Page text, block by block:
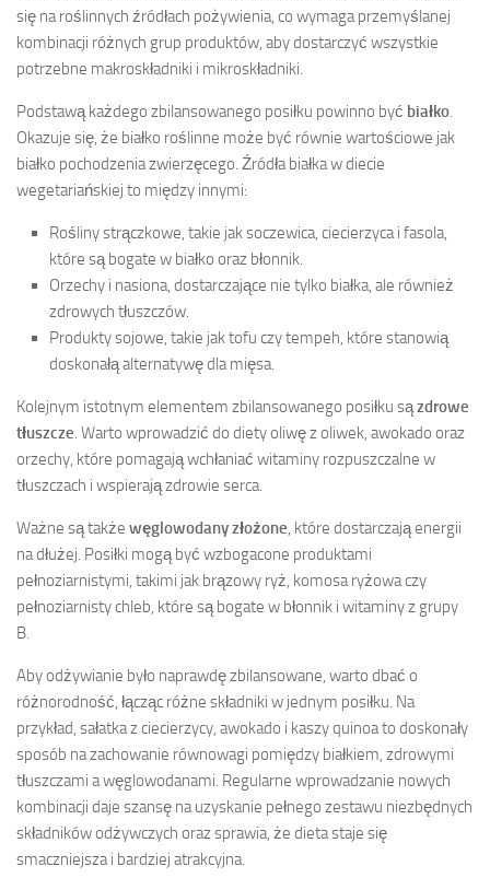
się na roślinnych źródłach pożywienia, co wymaga przemyślanej
kombinacji różnych grup produktów, aby dostarczyć wszystkie
potrzebne makroskładniki i mikroskładniki.
Podstawą każdego zbilansowanego posiłku powinno być białko.
Okazuje się, że białko roślinne może być równie wartościowe jak
białko pochodzenia zwierzęcego. Źródła białka w diecie
wegetariańskiej to między innymi:
Rośliny strączkowe, takie jak soczewica, ciecierzyca i fasola,
które są bogate w białko oraz błonnik.
Orzechy i nasiona, dostarczające nie tylko białka, ale również
zdrowych tłuszczów.
Produkty sojowe, takie jak tofu czy tempeh, które stanowią
doskonałą alternatywę dla mięsa.
Kolejnym istotnym elementem zbilansowanego posiłku sązdrowe
tłuszcze. Warto wprowadzić do diety oliwę z oliwek, awokado oraz
orzechy, które pomagają wchłaniać witaminy rozpuszczalne w
tłuszczach i wspierają zdrowie serca.
Ważne są także węglowodany złożone, które dostarczają energii
na dłużej. Posiłki mogą być wzbogacone produktami
pełnoziarnistymi, takimi jak brązowy ryż, komosa ryżowa czy
pełnoziarnisty chleb, które są bogate w błonnik i witaminy z grupy
B.
Aby odżywianie było naprawdę zbilansowane, warto dbać o
różnorodność, łącząc różne składniki w jednym posiłku. Na
przykład, sałatka z ciecierzycy, awokado i kaszy quinoa to doskonały
sposób na zachowanie równowagi pomiędzy białkiem, zdrowymi
tłuszczami a węglowodanami. Regularne wprowadzanie nowych
kombinacji daje szansę na uzyskanie pełnego zestawu niezbędnych
składników odżywczych oraz sprawia, że dieta staje się
smaczniejsza i bardziej atrakcyjna.